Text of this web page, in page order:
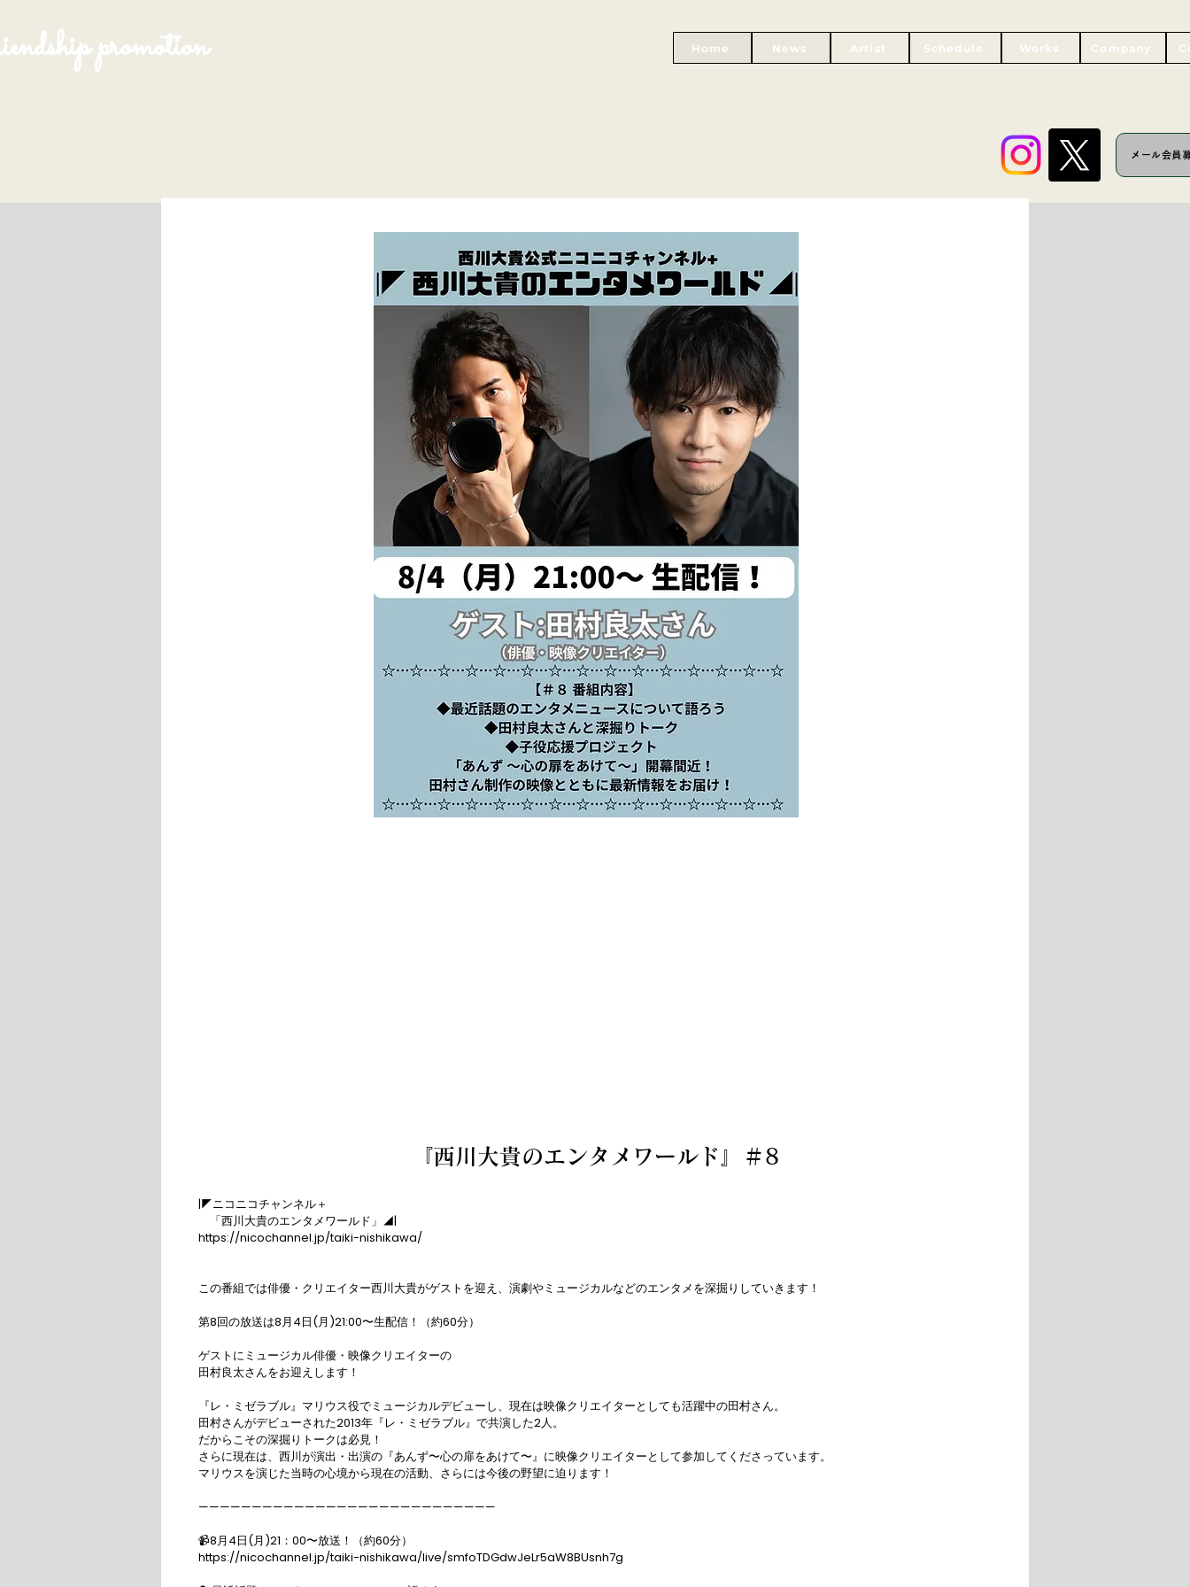
promotion Home News Artist Schedule Works Company
メール会員
『西川大貴のエンタメワールド』＃8
|◤ニコニコチャンネル＋
「西川大貴のエンタメワールド」◢|
https://nicochannel.jp/taiki-nishikawa/
この番組では俳優・クリエイター西川大貴がゲストを迎え、演劇やミュージカルなどのエンタメを深掘りしていきます！
第8回の放送は8月4日(月)21:00〜生配信！（約60分）
ゲストにミュージカル俳優・映像クリエイターの
田村良太さんをお迎えします！
『レ・ミゼラブル』マリウス役でミュージカルデビューし、現在は映像クリエイターとしても活躍中の田村さん。
田村さんがデビューされた2013年『レ・ミゼラブル』で共演した2人。
だからこその深掘りトークは必見！
さらに現在は、西川が演出・出演の『あんず〜心の扉をあけて〜』に映像クリエイターとして参加してくださっています。
マリウスを演じた当時の心境から現在の活動、さらには今後の野望に迫ります！
————————————————————————————
📹8月4日(月)21：00〜放送！（約60分）
https://nicochannel.jp/taiki-nishikawa/live/smfoTDGdwJeLr5aW8BUsnh7g